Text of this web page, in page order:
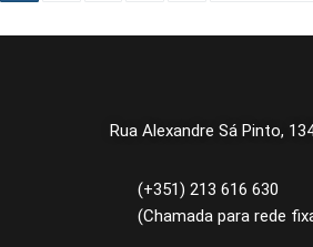
Rua Alexandre Sá Pinto,
(+351) 213 616 630
(Chamada para rede